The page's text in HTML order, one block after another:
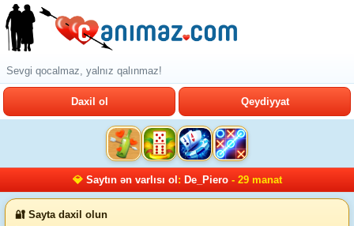
Sevgi qocalmaz, yalnız qalınmaz!
Daxil ol Qeydiyyat
💎 Saytın ən varlısı ol : De_Piero- 29 manat
🔐 Sayta daxil olun